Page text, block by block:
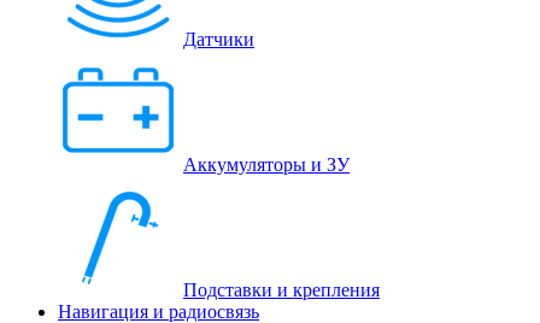
Датчики
Аккумуляторы и ЗУ
Подставки и крепления
Навигация и радиосвязь